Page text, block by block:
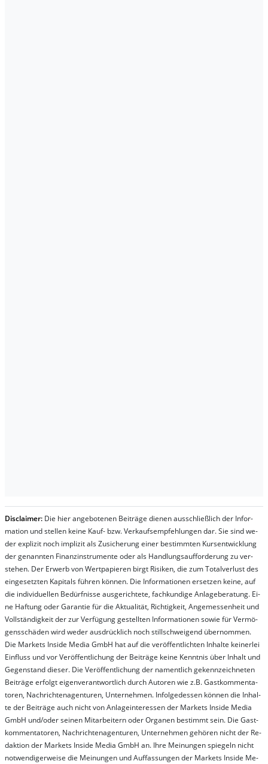
Dis­clai­mer: Die hier an­ge­bo­te­nen Bei­trä­ge die­nen aus­schließ­lich der In­for­
ma­t­ion und stel­len kei­ne Kauf- bzw. Ver­kaufs­em­pfeh­lung­en dar. Sie sind we­
der ex­pli­zit noch im­pli­zit als Zu­sich­er­ung ei­ner be­stim­mt­en Kurs­ent­wick­lung
der ge­nan­nt­en Fi­nanz­in­stru­men­te oder als Handl­ungs­auf­for­der­ung zu ver­
steh­en. Der Er­werb von Wert­pa­pier­en birgt Ri­si­ken, die zum To­tal­ver­lust des
ein­ge­setz­ten Ka­pi­tals füh­ren kön­nen. Die In­for­ma­tion­en er­setz­en kei­ne, auf
die in­di­vi­du­el­len Be­dür­fnis­se aus­ge­rich­te­te, fach­kun­di­ge An­la­ge­be­ra­tung. Ei­
ne Haf­tung oder Ga­ran­tie für die Ak­tu­ali­tät, Rich­tig­keit, An­ge­mes­sen­heit und
Vol­lständ­ig­keit der zur Ver­fü­gung ge­stel­lt­en In­for­ma­tion­en so­wie für Ver­mö­
gens­schä­den wird we­der aus­drück­lich noch stil­lschwei­gend über­nom­men.
Die Mar­kets In­side Me­dia GmbH hat auf die ver­öf­fent­lich­ten In­hal­te kei­ner­lei
Ein­fluss und vor Ver­öf­fent­lich­ung der Bei­trä­ge kei­ne Ken­nt­nis über In­halt und
Ge­gen­stand die­ser. Die Ver­öf­fent­lich­ung der na­ment­lich ge­kenn­zeich­net­en
Bei­trä­ge er­folgt ei­gen­ver­ant­wort­lich durch Au­tor­en wie z.B. Gast­kom­men­ta­
tor­en, Nach­richt­en­ag­en­tur­en, Un­ter­neh­men. In­fol­ge­des­sen kön­nen die In­hal­
te der Bei­trä­ge auch nicht von An­la­ge­in­te­res­sen der Mar­kets In­side Me­dia
GmbH und/oder sei­nen Mit­ar­bei­tern oder Or­ga­nen be­stim­mt sein. Die Gast­
kom­men­ta­tor­en, Nach­rich­ten­ag­en­tur­en, Un­ter­neh­men ge­hör­en nicht der Re­
dak­tion der Mar­kets In­side Me­dia GmbH an. Ihre Mei­nung­en spie­geln nicht
not­wen­di­ger­wei­se die Mei­nung­en und Auf­fas­sung­en der Mar­kets In­side Me­